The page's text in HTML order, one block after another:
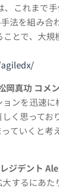
、これまで
法を組み
とで、大
岡真功 コメ
ンを迅速
く思って
ていくと
ジデント
するにあた